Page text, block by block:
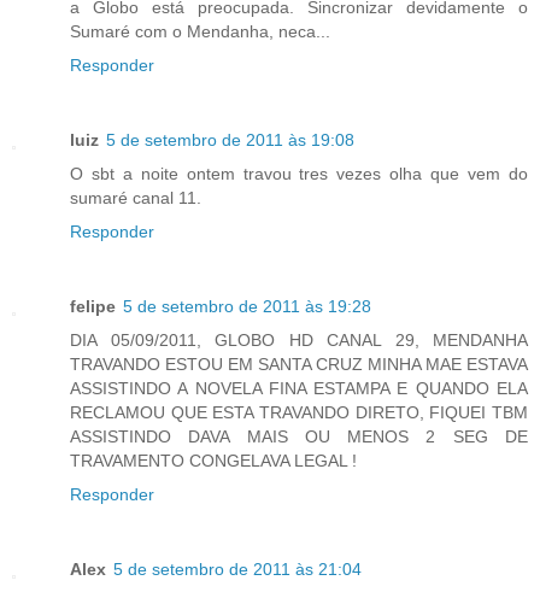
a Globo está preocupada. Sincronizar devidamente o
Sumaré com o Mendanha, neca...
Responder
luiz 5 de setembro de 2011 às 19:08
O sbt a noite ontem travou tres vezes olha que vem do
sumaré canal 11.
Responder
felipe 5 de setembro de 2011 às 19:28
DIA 05/09/2011, GLOBO HD CANAL 29, MENDANHA
TRAVANDO ESTOU EM SANTA CRUZ MINHA MAE ESTAVA
ASSISTINDO A NOVELA FINA ESTAMPA E QUANDO ELA
RECLAMOU QUE ESTA TRAVANDO DIRETO, FIQUEI TBM
ASSISTINDO DAVA MAIS OU MENOS 2 SEG DE
TRAVAMENTO CONGELAVA LEGAL !
Responder
Alex 5 de setembro de 2011 às 21:04